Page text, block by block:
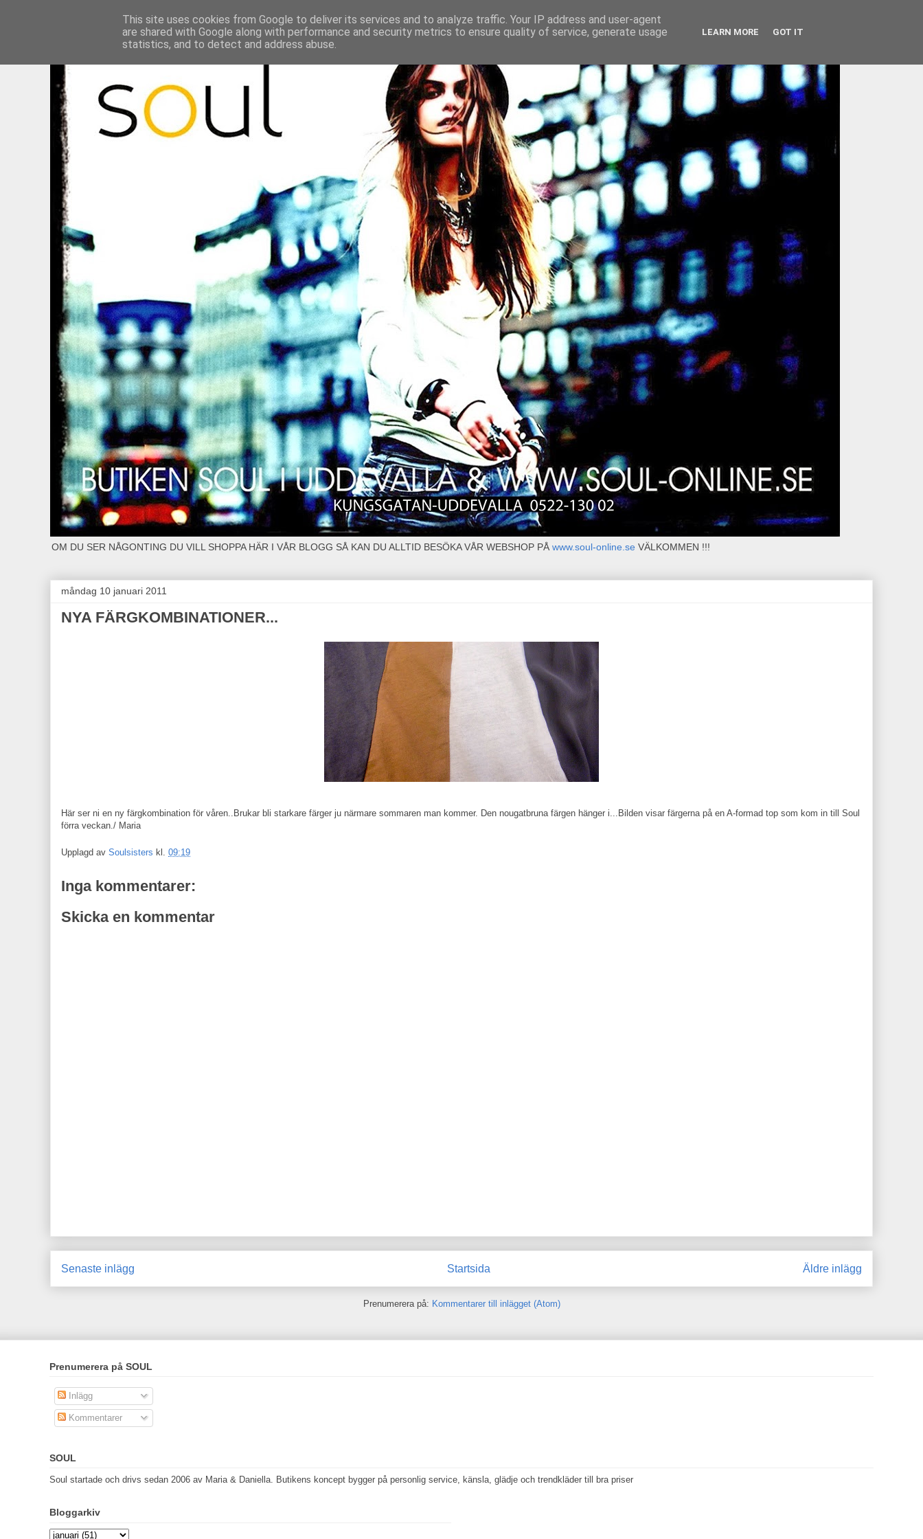
OM DU SER NÅGONTING DU VILL SHOPPA HÄR I VÅR BLOGG SÅ KAN DU ALLTID BESÖKA VÅR WEBSHOP PÅ www.soul-online.se VÄLKOMMEN !!!
måndag 10 januari 2011
NYA FÄRGKOMBINATIONER...
Här ser ni en ny färgkombination för våren..Brukar bli starkare färger ju närmare sommaren man kommer. Den nougatbruna färgen hänger i...Bilden visar färgerna på en A-formad top som kom in till Soul
förra veckan./ Maria
Upplagd av Soulsisters kl. 09:19
Inga kommentarer:
Skicka en kommentar
Senaste inlägg Äldre inlägg
Startsida
Prenumerera på: Kommentarer till inlägget (Atom)
Prenumerera på SOUL
Inlägg
Kommentarer
SOUL
Soul startade och drivs sedan 2006 av Maria & Daniella. Butikens koncept bygger på personlig service, känsla, glädje och trendkläder till bra priser
Bloggarkiv
This site uses cookies from Google to deliver its services and to analyze traffic. Your IP address and user-agent
are shared with Google along with performance and security metrics to ensure quality of service, generate usage
statistics, and to detect and address abuse.
LEARN MORE GOT IT